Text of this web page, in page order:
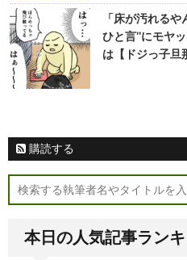
「床が汚れる
ひと言”にモヤ
は【ドジっ子旦
購読する
本日の人気記事ラン